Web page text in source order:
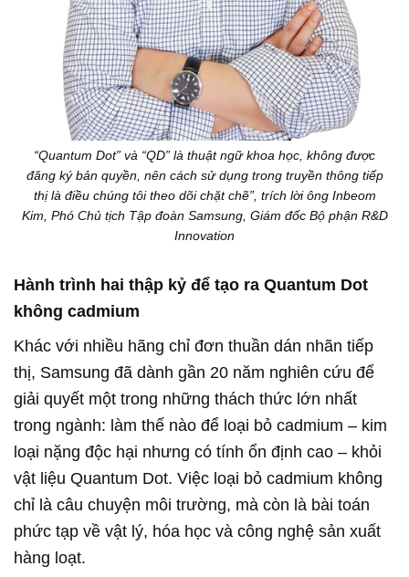
“Quantum Dot” và “QD” là thuật ngữ khoa học, không được
đăng ký bản quyền, nên cách sử dụng trong truyền thông tiếp
thị là điều chúng tôi theo dõi chặt chẽ”, trích lời ông Inbeom
Kim, Phó Chủ tịch Tập đoàn Samsung, Giám đốc Bộ phận R&D
Innovation
Hành trình hai thập kỷ để tạo ra Quantum Dot
không cadmium
Khác với nhiều hãng chỉ đơn thuần dán nhãn tiếp
thị, Samsung đã dành gần 20 năm nghiên cứu để
giải quyết một trong những thách thức lớn nhất
trong ngành: làm thế nào để loại bỏ cadmium – kim
loại nặng độc hại nhưng có tính ổn định cao – khỏi
vật liệu Quantum Dot. Việc loại bỏ cadmium không
chỉ là câu chuyện môi trường, mà còn là bài toán
phức tạp về vật lý, hóa học và công nghệ sản xuất
hàng loạt.